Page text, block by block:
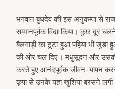
भगवान बुधदेव की इस अनुकम्पा से
सम्मानपूर्वक विदा किया। कुछ दूर
बैलगाड़ी का टूटा हुआ पहिया भी
की ओर चल दिए। मधुसूदन और उसकी
करते हुए आनंदपूर्वक जीवन-यापन
कृपा से उनके यहां खुशियां बरसने